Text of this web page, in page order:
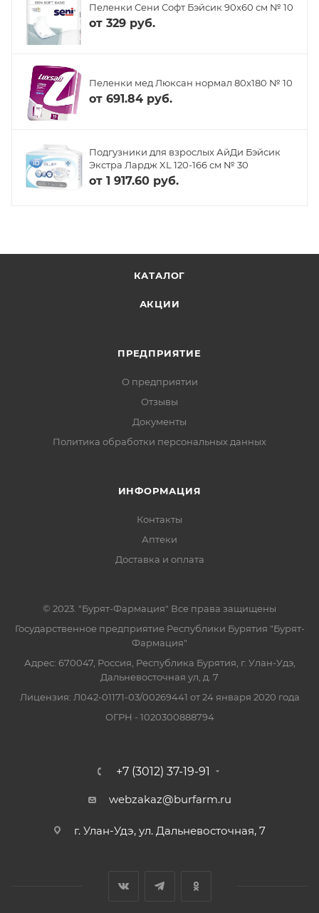
Пеленки Сени Софт Бэйсик 90x60 см № 10
от 329 руб.
Пеленки мед Люксан нормал 80х180 № 10
от 691.84 руб.
Подгузники для взрослых АйДи Бэйсик
Экстра Лардж XL 120-166 см № 30
от 1 917.60 руб.
КАТАЛОГ
АКЦИИ
ПРЕДПРИЯТИЕ
О предприятии
Отзывы
Документы
Политика обработки персональных данных
ИНФОРМАЦИЯ
Контакты
Аптеки
Доставка и оплата
© 2023. "Бурят-Фармация" Все права защищены
Государственное предприятие Республики Бурятия "Бурят-
Фармация"
Адрес: 670047, Россия, Республика Бурятия, г. Улан-Удэ,
Дальневосточная ул, д. 7
Лицензия: Л042-01171-03/00269441 от 24 января 2020 года
ОГРН - 1020300888794
+7 (3012) 37-19-91
webzakaz@burfarm.ru
г. Улан-Удэ, ул. Дальневосточная, 7